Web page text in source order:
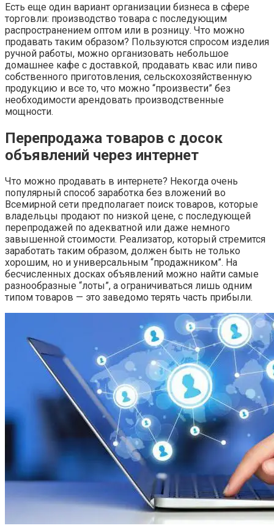
Есть еще один вариант организации бизнеса в сфере
торговли: производство товара с последующим
распространением оптом или в розницу. Что можно
продавать таким образом? Пользуются спросом изделия
ручной работы, можно организовать небольшое
домашнее кафе с доставкой, продавать квас или пиво
собственного приготовления, сельскохозяйственную
продукцию и все то, что можно “произвести” без
необходимости арендовать производственные
мощности.
Перепродажа товаров с досок
объявлений через интернет
Что можно продавать в интернете? Некогда очень
популярный способ заработка без вложений во
Всемирной сети предполагает поиск товаров, которые
владельцы продают по низкой цене, с последующей
перепродажей по адекватной или даже немного
завышенной стоимости. Реализатор, который стремится
заработать таким образом, должен быть не только
хорошим, но и универсальным “продажником”. На
бесчисленных досках объявлений можно найти самые
разнообразные “лоты”, а ограничиваться лишь одним
типом товаров — это заведомо терять часть прибыли.